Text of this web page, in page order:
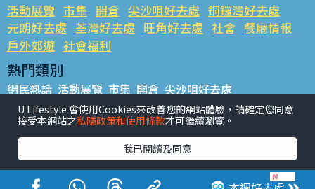
活動展覽 市集 開倉 尖沙咀好去處 銅鑼灣好去處
元朗好去處 荃灣好去處 旺角好去處 社會 餐廳情報
戶外郊遊 社會福利
熱門類別
網民熱話 活動展覽 市集 開倉 尖沙咀好去處
銅鑼灣好去處 元朗好去處 荃灣好去處 旺角好去處 社會
餐廳情報 戶外郊遊
熱門標籤
#UGO搵好去處 #人氣活動推介 #美食社群熱話
#親子玩樂好去處
#ULifestyle應用程式 #限時搶
U Lifestyle 會使用Cookies來改善您的網站體驗，請確定您同意
接受本網站之私隱政策和使用條款才可繼續瀏覽。
我已閱讀及同意